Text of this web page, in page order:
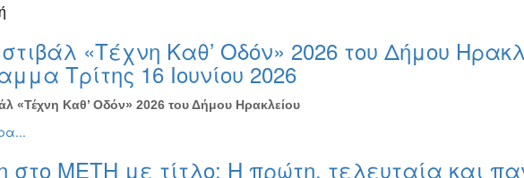
«Τέχνη Καθ’ Οδόν» 2026 του Δήμου
Τρίτης 16 Ιουνίου 2026
«Τέχνη Καθ’ Οδόν» 2026 του Δήμου Ηρακλείου
στο ΜΕΤΗ με τίτλο: Η πρώτη, τελευταία και